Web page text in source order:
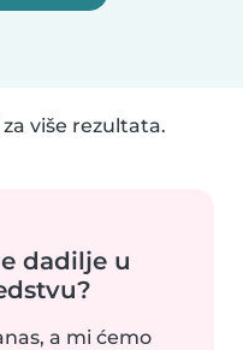
više rezultata.
dadilje u
a mi ćemo